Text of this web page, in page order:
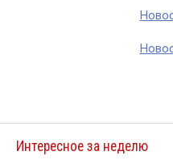
Интересное за неделю